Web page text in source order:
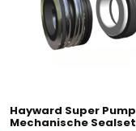
Hayward Super Pump
Mechanische Sealset